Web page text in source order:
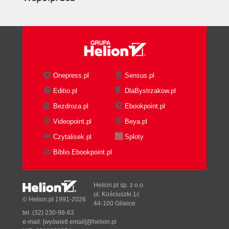
Onepress.pl
Sensus.pl
Editio.pl
DlaBystrzakow.pl
Bezdroza.pl
Ebookpoint.pl
Videopoint.pl
Beya.pl
Czytalisek.pl
Sploty
Biblio.Ebookpoint.pl
© Helion.pl 1991-2026
Helion.pl sp. z o.o.
ul. Kościuszki 1c
44-100 Gliwice
tel. (32) 230-98-63
e-mail: [wyświetl email]@helion.pl